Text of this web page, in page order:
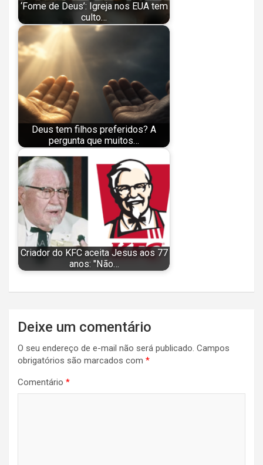
‘Fome de Deus’: Igreja nos EUA tem
culto…
Deus tem filhos preferidos? A
pergunta que muitos…
Criador do KFC aceita Jesus aos 77
anos: "Não…
Navegação
de
Post
Deixe um comentário
O seu endereço de e-mail não será publicado. Campos
obrigatórios são marcados com *
Comentário *